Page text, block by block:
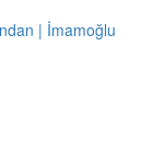
| İmamoğlu